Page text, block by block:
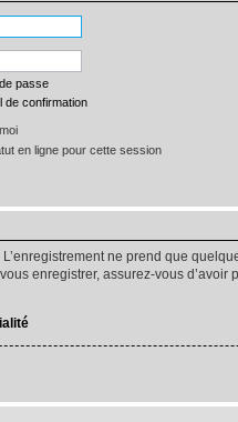
passe
de confirmation
en ligne pour cette session
ne prend que
enregistrer, assurez-vous